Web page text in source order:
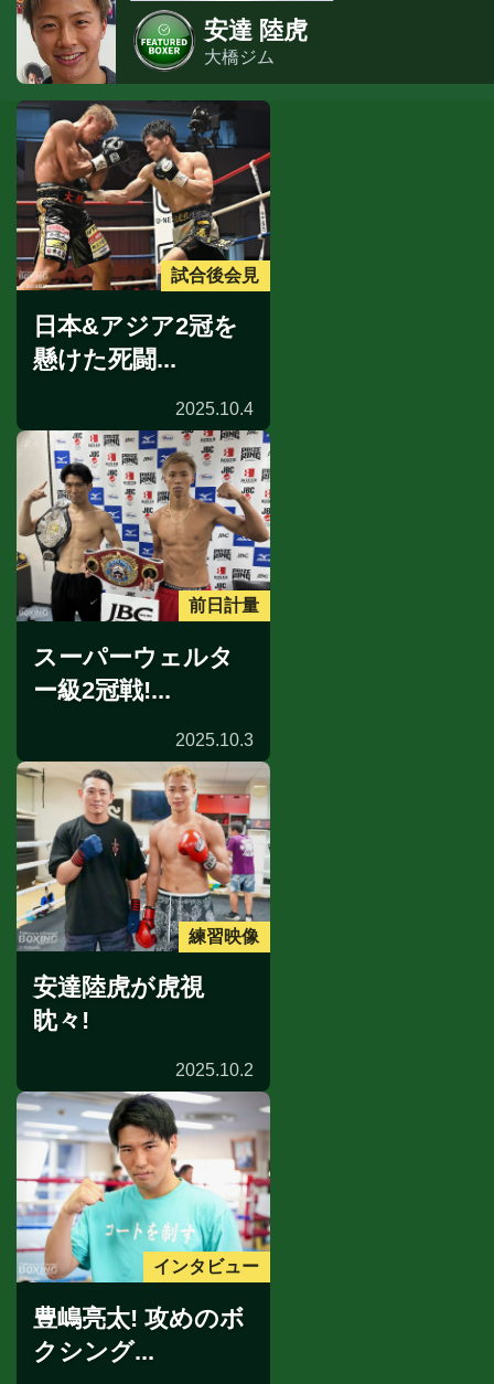
安達 陸虎
大橋ジム
試合後会見
日本&アジア2冠を
懸けた死闘...
2025.10.4
前日計量
スーパーウェルタ
ー級2冠戦!...
2025.10.3
練習映像
安達陸虎が虎視
眈々!
2025.10.2
インタビュー
豊嶋亮太! 攻めのボ
クシング...